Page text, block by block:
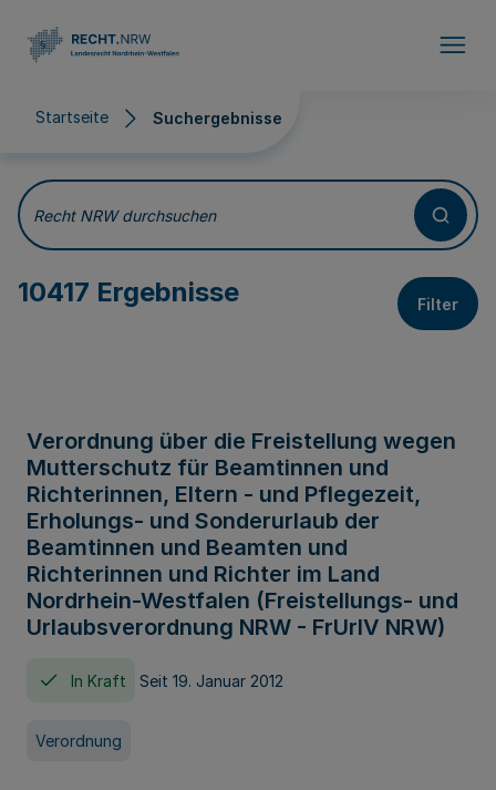
Startseite Suchergebnisse
Suchergebnisse
Recht NRW durchsuchen
10417 Ergebnisse Filter
Verordnung über die Freistellung wegen
Mutterschutz für Beamtinnen und
Richterinnen, Eltern - und Pflegezeit,
Erholungs- und Sonderurlaub der
Beamtinnen und Beamten und
Richterinnen und Richter im Land
Nordrhein-Westfalen (Freistellungs- und
Urlaubsverordnung NRW - FrUrlV NRW)
In Kraft Seit 19. Januar 2012
Verordnung